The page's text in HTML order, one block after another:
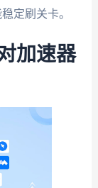
定刷关卡。
加速器